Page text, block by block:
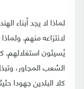
لماذا لا يجد أبناء
لانتزاعه منهم.
يُسيئون استغلالهم.
الشعب المجاور،